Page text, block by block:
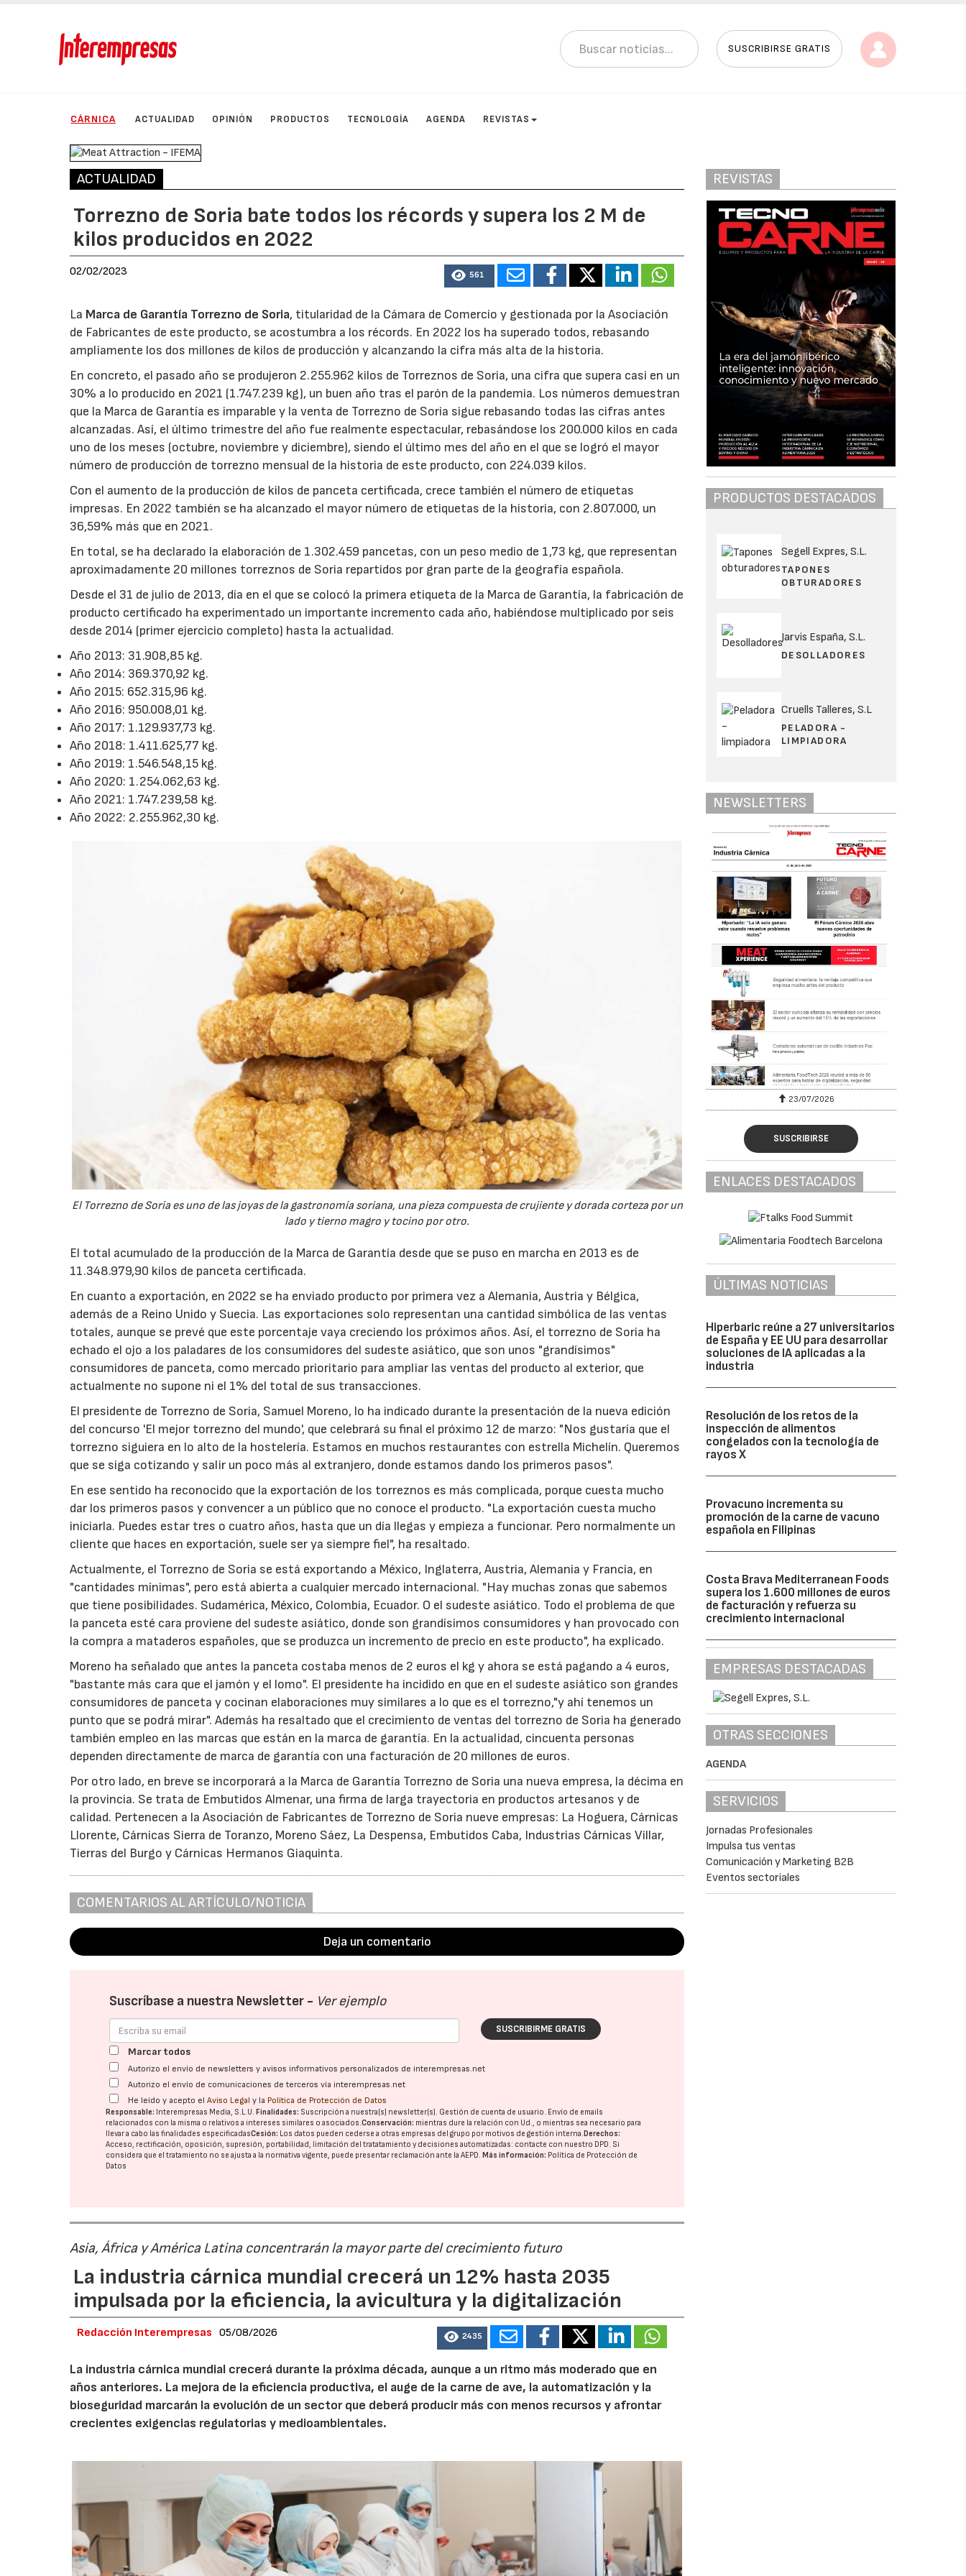
SUSCRIBIRSE GRATIS
CÁRNICA ACTUALIDAD OPINIÓN PRODUCTOS TECNOLOGÍA AGENDA REVISTAS
ACTUALIDAD
Torrezno de Soria bate todos los récords y supera los 2 M de
kilos producidos en 2022
02/02/2023 561
La Marca de Garantía Torrezno de Soria, titularidad de la Cámara de Comercio y gestionada por la Asociación
de Fabricantes de este producto, se acostumbra a los récords. En 2022 los ha superado todos, rebasando
ampliamente los dos millones de kilos de producción y alcanzando la cifra más alta de la historia.
En concreto, el pasado año se produjeron 2.255.962 kilos de Torreznos de Soria, una cifra que supera casi en un
30% a lo producido en 2021 (1.747.239 kg), un buen año tras el parón de la pandemia. Los números demuestran
que la Marca de Garantía es imparable y la venta de Torrezno de Soria sigue rebasando todas las cifras antes
alcanzadas. Así, el último trimestre del año fue realmente espectacular, rebasándose los 200.000 kilos en cada
uno de los meses (octubre, noviembre y diciembre), siendo el último mes del año en el que se logró el mayor
número de producción de torrezno mensual de la historia de este producto, con 224.039 kilos.
Con el aumento de la producción de kilos de panceta certificada, crece también el número de etiquetas
impresas. En 2022 también se ha alcanzado el mayor número de etiquetas de la historia, con 2.807.000, un
36,59% más que en 2021.
En total, se ha declarado la elaboración de 1.302.459 pancetas, con un peso medio de 1,73 kg, que representan
aproximadamente 20 millones torreznos de Soria repartidos por gran parte de la geografía española.
Desde el 31 de julio de 2013, día en el que se colocó la primera etiqueta de la Marca de Garantía, la fabricación de
producto certificado ha experimentado un importante incremento cada año, habiéndose multiplicado por seis
desde 2014 (primer ejercicio completo) hasta la actualidad.
Año 2013: 31.908,85 kg.
Año 2014: 369.370,92 kg.
Año 2015: 652.315,96 kg.
Año 2016: 950.008,01 kg.
Año 2017: 1.129.937,73 kg.
Año 2018: 1.411.625,77 kg.
Año 2019: 1.546.548,15 kg.
Año 2020: 1.254.062,63 kg.
Año 2021: 1.747.239,58 kg.
Año 2022: 2.255.962,30 kg.
El Torrezno de Soria es uno de las joyas de la gastronomía soriana, una pieza compuesta de crujiente y dorada corteza por un
lado y tierno magro y tocino por otro.
El total acumulado de la producción de la Marca de Garantía desde que se puso en marcha en 2013 es de
11.348.979,90 kilos de panceta certificada.
En cuanto a exportación, en 2022 se ha enviado producto por primera vez a Alemania, Austria y Bélgica,
además de a Reino Unido y Suecia. Las exportaciones solo representan una cantidad simbólica de las ventas
totales, aunque se prevé que este porcentaje vaya creciendo los próximos años. Así, el torrezno de Soria ha
echado el ojo a los paladares de los consumidores del sudeste asiático, que son unos "grandísimos"
consumidores de panceta, como mercado prioritario para ampliar las ventas del producto al exterior, que
actualmente no supone ni el 1% del total de sus transacciones.
El presidente de Torrezno de Soria, Samuel Moreno, lo ha indicado durante la presentación de la nueva edición
del concurso 'El mejor torrezno del mundo', que celebrará su final el próximo 12 de marzo: "Nos gustaría que el
torrezno siguiera en lo alto de la hostelería. Estamos en muchos restaurantes con estrella Michelín. Queremos
que se siga cotizando y salir un poco más al extranjero, donde estamos dando los primeros pasos".
En ese sentido ha reconocido que la exportación de los torreznos es más complicada, porque cuesta mucho
dar los primeros pasos y convencer a un público que no conoce el producto. "La exportación cuesta mucho
iniciarla. Puedes estar tres o cuatro años, hasta que un día llegas y empieza a funcionar. Pero normalmente un
cliente que haces en exportación, suele ser ya siempre fiel", ha resaltado.
Actualmente, el Torrezno de Soria se está exportando a México, Inglaterra, Austria, Alemania y Francia, en
"cantidades mínimas", pero está abierta a cualquier mercado internacional. "Hay muchas zonas que sabemos
que tiene posibilidades. Sudamérica, México, Colombia, Ecuador. O el sudeste asiático. Todo el problema de que
la panceta esté cara proviene del sudeste asiático, donde son grandísimos consumidores y han provocado con
la compra a mataderos españoles, que se produzca un incremento de precio en este producto", ha explicado.
Moreno ha señalado que antes la panceta costaba menos de 2 euros el kg y ahora se está pagando a 4 euros,
"bastante más cara que el jamón y el lomo". El presidente ha incidido en que en el sudeste asiático son grandes
consumidores de panceta y cocinan elaboraciones muy similares a lo que es el torrezno,"y ahí tenemos un
punto que se podrá mirar". Además ha resaltado que el crecimiento de ventas del torrezno de Soria ha generado
también empleo en las marcas que están en la marca de garantía. En la actualidad, cincuenta personas
dependen directamente de marca de garantía con una facturación de 20 millones de euros.
Por otro lado, en breve se incorporará a la Marca de Garantía Torrezno de Soria una nueva empresa, la décima en
la provincia. Se trata de Embutidos Almenar, una firma de larga trayectoria en productos artesanos y de
calidad. Pertenecen a la Asociación de Fabricantes de Torrezno de Soria nueve empresas: La Hoguera, Cárnicas
Llorente, Cárnicas Sierra de Toranzo, Moreno Sáez, La Despensa, Embutidos Caba, Industrias Cárnicas Villar,
Tierras del Burgo y Cárnicas Hermanos Giaquinta.
COMENTARIOS AL ARTÍCULO/NOTICIA
Deja un comentario
Suscríbase a nuestra Newsletter - Ver ejemplo
SUSCRIBIRME GRATIS
Marcar todos
Autorizo el envío de newsletters y avisos informativos personalizados de interempresas.net
Autorizo el envío de comunicaciones de terceros vía interempresas.net
He leído y acepto elAviso Legal y la Política de Protección de Datos
Responsable: Interempresas Media, S.L.U. Finalidades: Suscripción a nuestra(s) newsletter(s). Gestión de cuenta de usuario. Envío de emails
relacionados con la misma o relativos a intereses similares o asociados.Conservación: mientras dure la relación con Ud., o mientras sea necesario para
llevar a cabo las finalidades especificadasCesión: Los datos pueden cederse a otras empresas del grupo por motivos de gestión interna. Derechos:
Acceso, rectificación, oposición, supresión, portabilidad, limitación del tratatamiento y decisiones automatizadas: contacte con nuestro DPD. Si
considera que el tratamiento no se ajusta a la normativa vigente, puede presentar reclamación ante laAEPD. Más información: Política de Protección de
Datos
Asia, África y América Latina concentrarán la mayor parte del crecimiento futuro
La industria cárnica mundial crecerá un 12% hasta 2035
impulsada por la eficiencia, la avicultura y la digitalización
Redacción Interempresas 05/08/2026 2435
La industria cárnica mundial crecerá durante la próxima década, aunque a un ritmo más moderado que en
años anteriores. La mejora de la eficiencia productiva, el auge de la carne de ave, la automatización y la
bioseguridad marcarán la evolución de un sector que deberá producir más con menos recursos y afrontar
crecientes exigencias regulatorias y medioambientales.
REVISTAS
PRODUCTOS DESTACADOS
Segell Expres, S.L.
TAPONES
OBTURADORES
Jarvis España, S.L.
DESOLLADORES
Cruells Talleres, S.L
PELADORA -
LIMPIADORA
NEWSLETTERS
23/07/2026 23/07/2026
SUSCRIBIRSE
ENLACES DESTACADOS
ÚLTIMAS NOTICIAS
Hiperbaric reúne a 27 universitarios
de España y EE UU para desarrollar
soluciones de IA aplicadas a la
industria
Resolución de los retos de la
inspección de alimentos
congelados con la tecnología de
rayos X
Provacuno incrementa su
promoción de la carne de vacuno
española en Filipinas
Costa Brava Mediterranean Foods
supera los 1.600 millones de euros
de facturación y refuerza su
crecimiento internacional
EMPRESAS DESTACADAS
OTRAS SECCIONES
AGENDA
SERVICIOS
Jornadas Profesionales
Impulsa tus ventas
Comunicación y Marketing B2B
Eventos sectoriales